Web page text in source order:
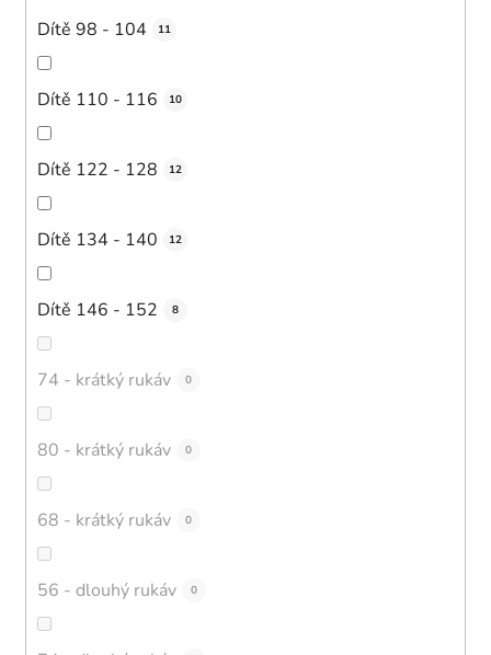
Dítě 98 - 104 11
Dítě 110 - 116 10
Dítě 122 - 128 12
Dítě 134 - 140 12
Dítě 146 - 152 8
74 - krátký rukáv 0
80 - krátký rukáv 0
68 - krátký rukáv 0
56 - dlouhý rukáv 0